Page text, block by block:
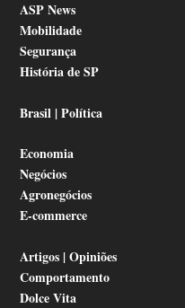
ASP News
Mobilidade
Segurança
História de SP
Brasil | Política
Economia
Negócios
Agronegócios
E-commerce
Artigos | Opiniões
Comportamento
Dolce Vita